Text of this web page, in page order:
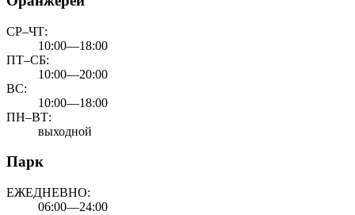
СР–ЧТ:
10:00—18:00
ПТ–СБ:
10:00—20:00
ВС:
10:00—18:00
ПН–ВТ:
выходной
Парк
ЕЖЕДНЕВНО:
06:00—24:00